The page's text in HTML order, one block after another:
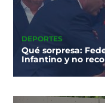
DEPORTES
Qué sorpresa:
Infantino y no